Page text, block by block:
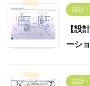
設計
【設
ーショ
設計